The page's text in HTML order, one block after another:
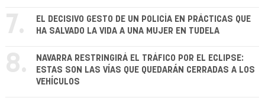
7.
EL DECISIVO GESTO DE UN POLICÍA EN PRÁCTICAS QUE
HA SALVADO LA VIDA A UNA MUJER EN TUDELA
8.
NAVARRA RESTRINGIRÁ EL TRÁFICO POR EL ECLIPSE:
ESTAS SON LAS VÍAS QUE QUEDARÁN CERRADAS A LOS
VEHÍCULOS